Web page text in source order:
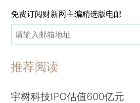
免费订阅财新网主编精选版电邮
推荐阅读
宇树科技IPO估值600亿元